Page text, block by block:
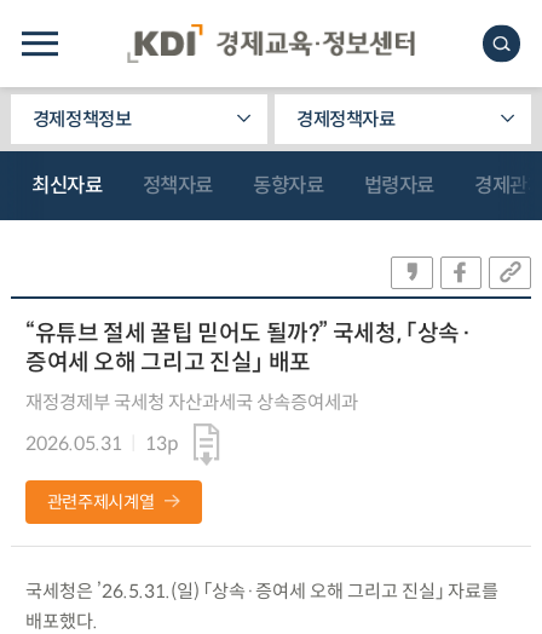
경제정책정보 경제정책자료
최신자료 정책자료 동향자료 법령자료 경제관
“유튜브 절세 꿀팁 믿어도 될까?” 국세청, 「상속·
증여세 오해 그리고 진실」 배포
재정경제부 국세청 자산과세국 상속증여세과
2026.05.31
13p
관련주제시계열
국세청은 ’26.5.31.(일) 「상속·증여세 오해 그리고 진실」 자료를
배포했다.